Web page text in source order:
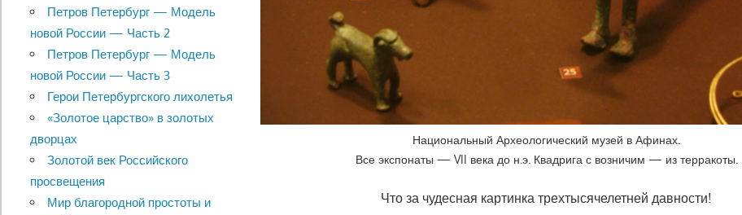
Национальный Археологический музей в Афинах.
Все экспонаты — VII века до н.э. Квадрига с возничим — из терракоты.
Что за чудесная картинка трехтысячелетней давности!
Петров Петербург — Модель
новой России — Часть 2
Петров Петербург — Модель
новой России — Часть 3
Герои Петербургского лихолетья
«Золотое царство» в золотых
дворцах
Золотой век Российского
просвещения
Мир благородной простоты и